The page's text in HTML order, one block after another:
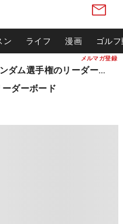
メルマガ登録
ン ライフ 漫画 ゴル
松山英樹ら出場 ウィンダム選手権のリーダーボード
ダーボード